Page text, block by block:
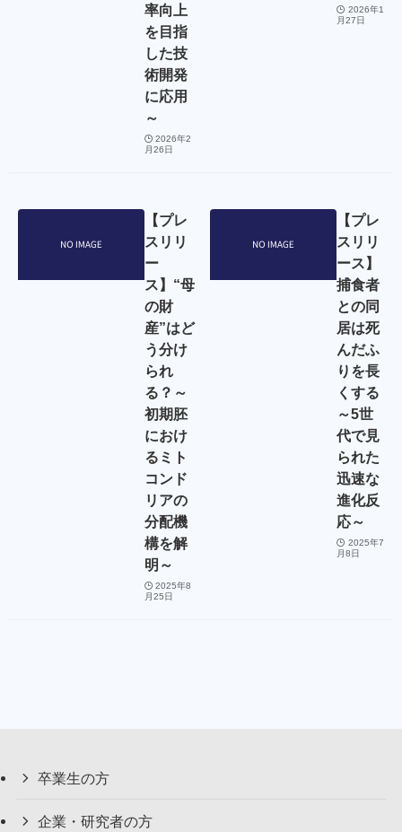
率向上
を目指
した技
術開発
に応用
～
2026年2
月26日
2026年1
月27日
【プレ
スリリ
ー
ス】“母
の財
産”はど
う分け
られ
る？～
初期胚
におけ
るミト
コンド
リアの
分配機
構を解
明～
2025年8
月25日
【プレ
スリリ
ース】
捕食者
との同
居は死
んだふ
りを長
くする
～5世
代で見
られた
迅速な
進化反
応～
2025年7
月8日
卒業生の方
企業・研究者の方